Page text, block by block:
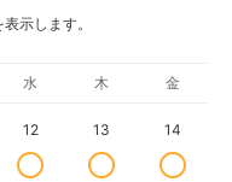
示します。
水 木 金
12 13 14